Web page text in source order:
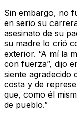
Sin embargo, no
en serio su
asesinato de su
su madre lo crió
exterior. “A mí la
con fuerza”, dijo
siente agradecido
costa y de
que, como él
de pueblo.”